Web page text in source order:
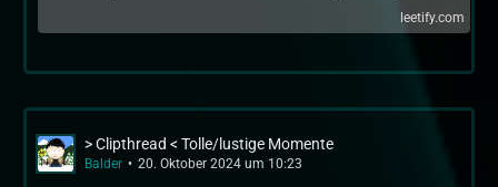
leetify.com
> Clipthread < Tolle/lustige Momente
Balder 20. Oktober 2024 um 10:23